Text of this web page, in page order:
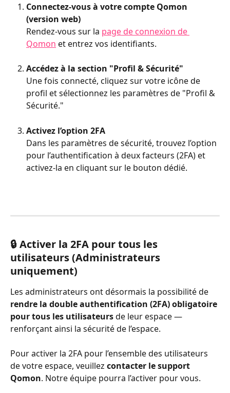
Connectez-vous à votre compte Qomon
(version web)
Rendez-vous sur la page de connexion de
Qomon et entrez vos identifiants.
Accédez à la section "Profil & Sécurité"
Une fois connecté, cliquez sur votre icône de
profil et sélectionnez les paramètres de "Profil &
Sécurité."
Activez l’option 2FA
Dans les paramètres de sécurité, trouvez l’option
pour l’authentification à deux facteurs (2FA) et
activez-la en cliquant sur le bouton dédié.
🔒 Activer la 2FA pour tous les
utilisateurs (Administrateurs
uniquement)
Les administrateurs ont désormais la possibilité de
rendre la double authentification (2FA) obligatoire
pour tous les utilisateurs de leur espace —
renforçant ainsi la sécurité de l’espace.
Pour activer la 2FA pour l’ensemble des utilisateurs
de votre espace, veuillez contacter le support
Qomon. Notre équipe pourra l’activer pour vous.